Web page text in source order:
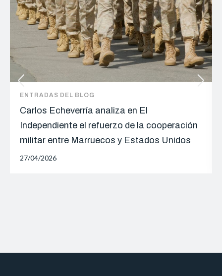
ENTRADAS DEL BLOG
Carlos Echeverría analiza en El
Independiente el refuerzo de la cooperación
militar entre Marruecos y Estados Unidos
27/04/2026